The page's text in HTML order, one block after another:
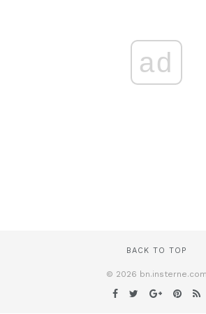
ad
BACK TO TOP
© 2026 bn.insterne.com